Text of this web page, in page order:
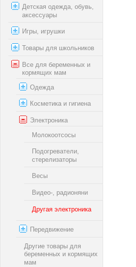
Детская одежда, обувь,
аксессуары
Игры, игрушки
Товары для школьников
Все для беременных и
кормящих мам
Одежда
Косметика и гигиена
Электроника
Молокоотсосы
Подогреватели,
стерелизаторы
Весы
Видео-, радионяни
Другая электроника
Передвижение
Другие товары для
беременных и кормящих
мам